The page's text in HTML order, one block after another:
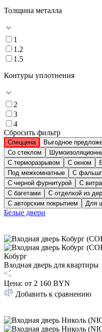
Толщина металла
1
1.2
1.5
Контуры уплотнения
2
3
4
Сбросить фильтр
Спеццена Выгодное
Со стеклом
С терморазрывом
С окном
Под межкомнатные
С
С черной фурнитурой
С
С багетами
С отделкой из
С авторским покрытием
Для
Белые двери
Кобург
Входная дверь для квартиры
Цена: от 2 160 BYN
Добавить к сравнению